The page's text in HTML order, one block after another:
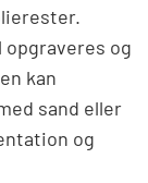
og
kan
sand eller
og